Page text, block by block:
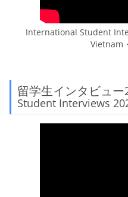
International Student
Vietnam
留学生インタビュ
Student Interviews